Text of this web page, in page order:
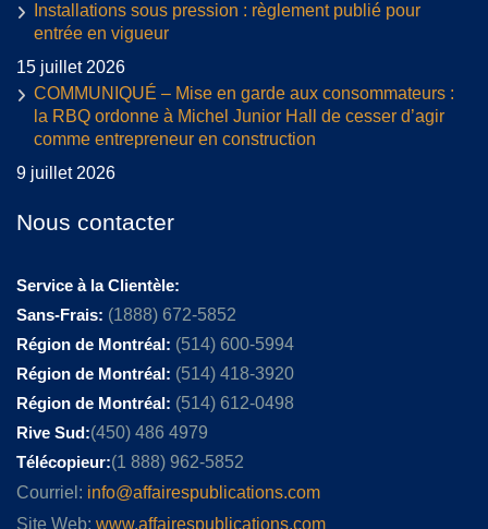
Installations sous pression : règlement publié pour
entrée en vigueur
15 juillet 2026
COMMUNIQUÉ – Mise en garde aux consommateurs :
la RBQ ordonne à Michel Junior Hall de cesser d’agir
comme entrepreneur en construction
9 juillet 2026
Nous contacter
Service à la Clientèle:
Sans-Frais: (1888) 672-5852
Région de Montréal: (514) 600-5994
Région de Montréal: (514) 418-3920
Région de Montréal: (514) 612-0498
Rive Sud:(450) 486 4979
Télécopieur:(1 888) 962-5852
Courriel: info@affairespublications.com
Site Web: www.affairespublications.com